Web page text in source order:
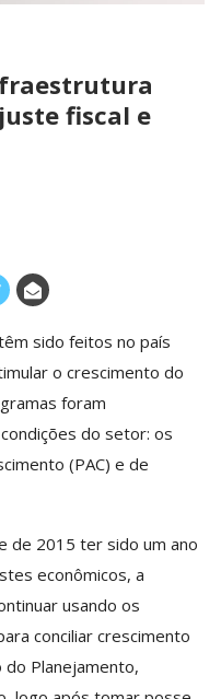
fiscal e
sido feitos no país
o crescimento do
foram
do setor: os
(PAC) e de
de 2015 ter sido um ano
econômicos, a
usando os
conciliar crescimento
Planejamento,